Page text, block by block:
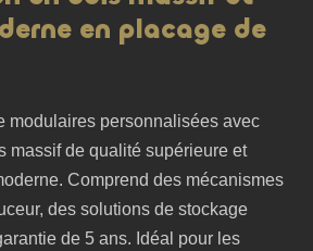
en placage de
modulaires personnalisées avec
massif de qualité supérieure et
Comprend des mécanismes
des solutions de stockage
de 5 ans. Idéal pour les